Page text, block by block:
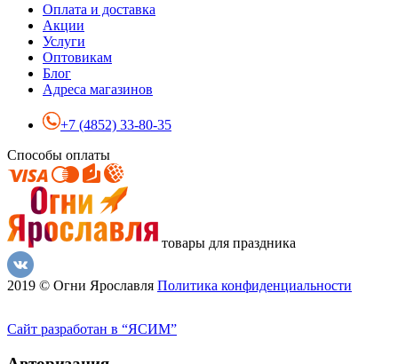
Оплата и доставка
Акции
Услуги
Оптовикам
Блог
Адреса магазинов
+7 (4852) 33-80-35
Способы оплаты
товары для праздника
2019 © Огни Ярославля Политика конфиденциальности
Сайт разработан в “ЯСИМ”